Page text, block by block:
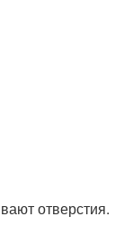
отверстия.